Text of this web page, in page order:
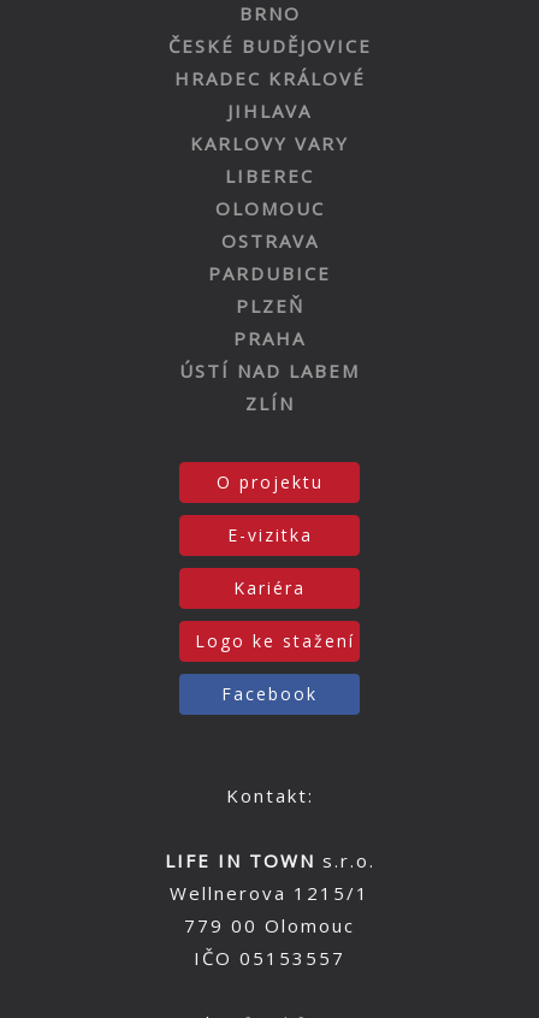
BRNO
ČESKÉ BUDĚJOVICE
HRADEC KRÁLOVÉ
JIHLAVA
KARLOVY VARY
LIBEREC
OLOMOUC
OSTRAVA
PARDUBICE
PLZEŇ
PRAHA
ÚSTÍ NAD LABEM
ZLÍN
O projektu
E-vizitka
Kariéra
Logo ke stažení
Facebook
Kontakt:
LIFE IN TOWN s.r.o.
Wellnerova 1215/1
779 00 Olomouc
IČO 05153557